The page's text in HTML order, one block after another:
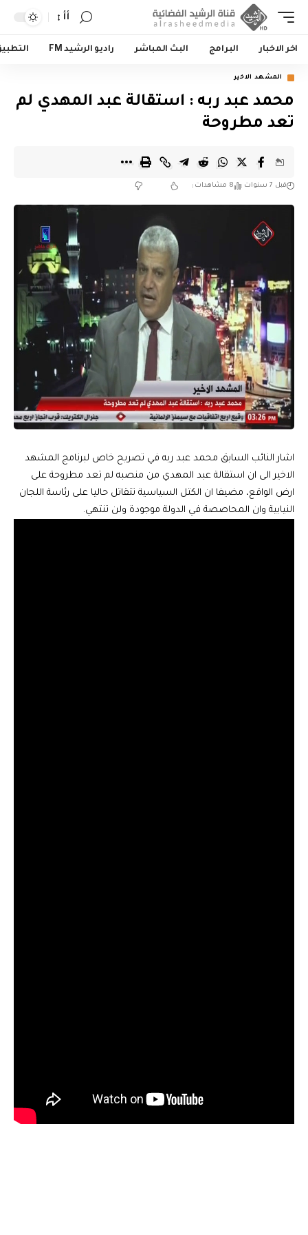
أأ
اخر الاخبار البرامج البث المباشر راديو الرشيد FM
المشهد الاخير
محمد عبد ربه : استقالة عبد المهدي لم
تعد مطروحة
قبل 7 سنوات 8 مشاهدات
اشار النائب السابق محمد عبد ربه في تصريح خاص لبرنامج المشهد
الاخير الى ان استقالة عبد المهدي من منصبه لم تعد مطروحة على
ارض الواقع، مضيفا ان الكتل السياسية تتقاتل حاليا على رئاسة اللجان
النيابية وان المحاصصة في الدولة موجودة ولن تنتهي.